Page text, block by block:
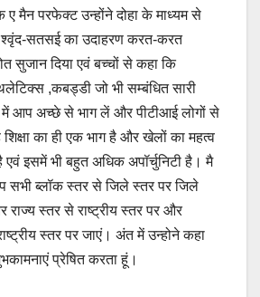
ए मैन परफेक्ट उन्होंने दोहा के माध्यम से
सतसई का उदाहरण करत-करत
सुजान दिया एवं बच्चों से कहा कि
,कबड्डी जो भी सम्बंधित सारी
में आप अच्छे से भाग लें और पीटीआई लोगों से
का ही एक भाग है और खेलों का महत्व
एवं इसमें भी बहुत अधिक अपॉर्चुनिटी है। मै
सभी ब्लॉक स्तर से जिले स्तर पर जिले
राज्य स्तर से राष्ट्रीय स्तर पर और
स्तर पर जाएं। अंत में उन्होने कहा
प्रेषित करता हूं।